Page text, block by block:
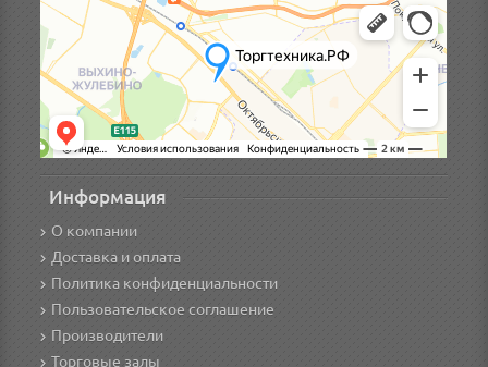
Информация
О компании
Доставка и оплата
Политика конфиденциальности
Пользовательское соглашение
Производители
Торговые залы